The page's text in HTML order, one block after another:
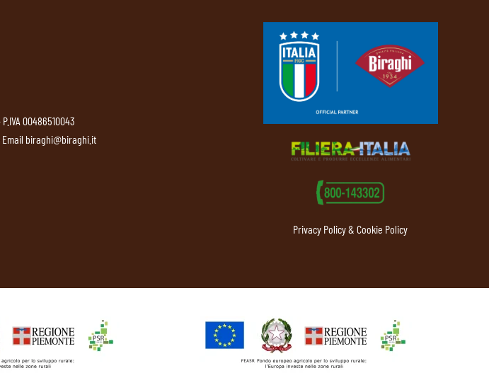
00486510043
biraghi@biraghi.it
Privacy Policy & Cookie Policy